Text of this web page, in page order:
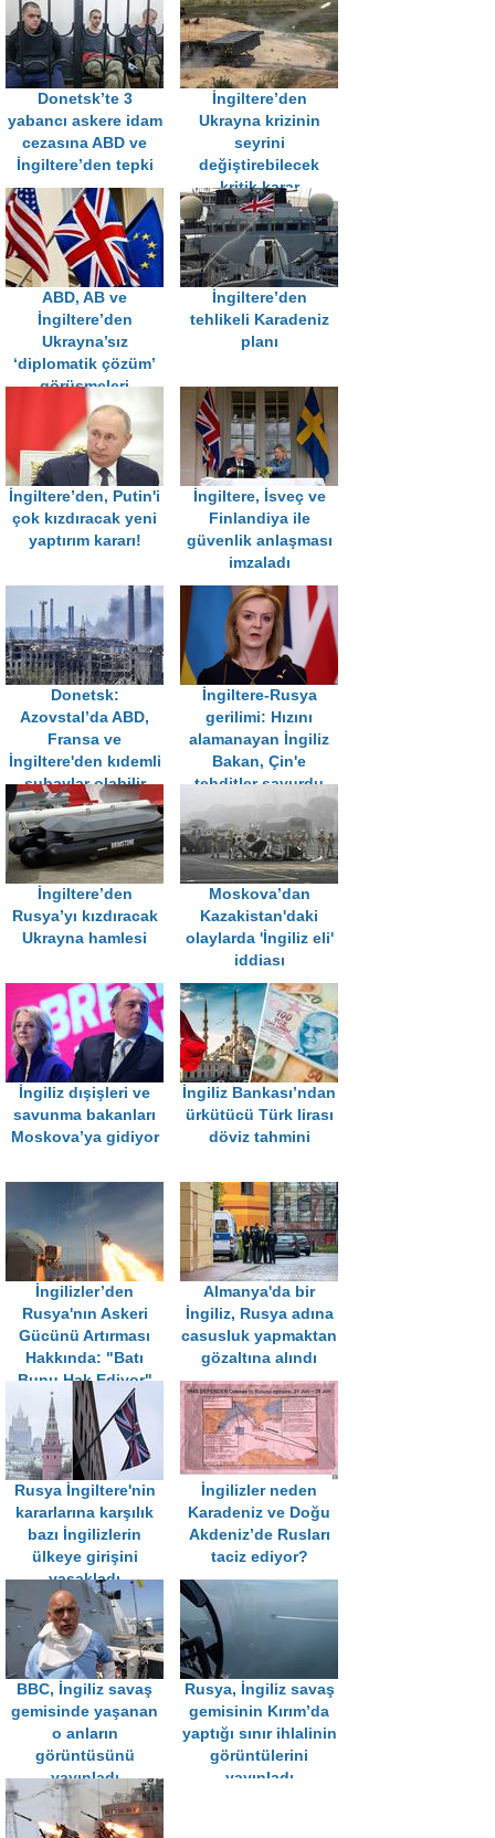
Donetsk’te 3
yabancı askere idam
cezasına ABD ve
İngiltere’den tepki
İngiltere’den
Ukrayna krizinin
seyrini
değiştirebilecek
kritik karar
ABD, AB ve
İngiltere’den
Ukrayna’sız
‘diplomatik çözüm’
görüşmeleri
İngiltere’den
tehlikeli Karadeniz
planı
İngiltere’den, Putin'i
çok kızdıracak yeni
yaptırım kararı!
İngiltere, İsveç ve
Finlandiya ile
güvenlik anlaşması
imzaladı
Donetsk:
Azovstal’da ABD,
Fransa ve
İngiltere'den kıdemli
subaylar olabilir
İngiltere-Rusya
gerilimi: Hızını
alamanayan İngiliz
Bakan, Çin'e
tehditler savurdu
İngiltere’den
Rusya’yı kızdıracak
Ukrayna hamlesi
Moskova’dan
Kazakistan'daki
olaylarda 'İngiliz eli'
iddiası
İngiliz dışişleri ve
savunma bakanları
Moskova’ya gidiyor
İngiliz Bankası’ndan
ürkütücü Türk lirası
döviz tahmini
İngilizler’den
Rusya'nın Askeri
Gücünü Artırması
Hakkında: "Batı
Bunu Hak Ediyor"
Almanya'da bir
İngiliz, Rusya adına
casusluk yapmaktan
gözaltına alındı
Rusya İngiltere'nin
kararlarına karşılık
bazı İngilizlerin
ülkeye girişini
yasakladı
İngilizler neden
Karadeniz ve Doğu
Akdeniz’de Rusları
taciz ediyor?
BBC, İngiliz savaş
gemisinde yaşanan
o anların
görüntüsünü
yayınladı
Rusya, İngiliz savaş
gemisinin Kırım’da
yaptığı sınır ihlalinin
görüntülerini
yayınladı